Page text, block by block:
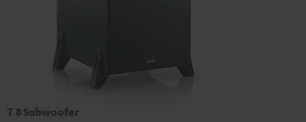
T 8 Subwoofer